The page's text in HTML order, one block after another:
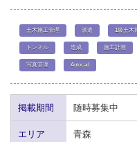
土木施工管理 派遣 1級土木
トンネル 造成 施工計画
写真管理 Autocad
掲載期間 随時募集中
エリア 青森